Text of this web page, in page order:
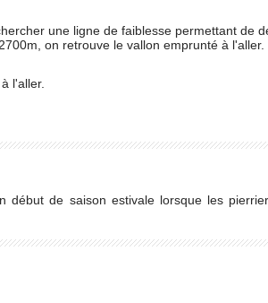
une ligne de faiblesse permettant de
on retrouve le vallon emprunté à
l'aller.
de saison estivale lorsque les